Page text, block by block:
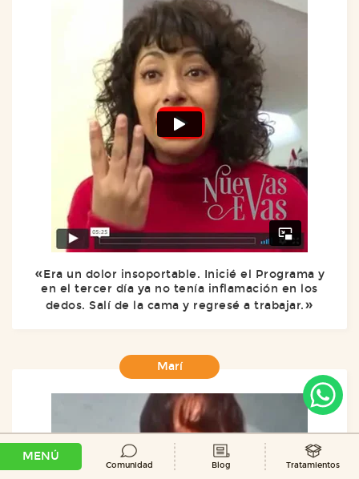
Era un dolor insoportable. Inicié el Programa y
en el tercer día ya no tenía inflamación en los
dedos. Salí de la cama y regresé a trabajar.
Marí
MENÚ
Comunidad Blog Tratamientos